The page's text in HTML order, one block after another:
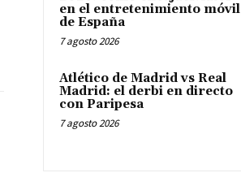
en el entretenimiento móvil
de España
7 agosto 2026
Atlético de Madrid vs Real
Madrid: el derbi en directo
con Paripesa
7 agosto 2026